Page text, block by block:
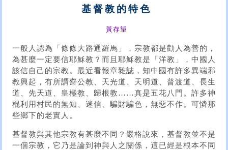
基督教的特色
黃存望
一般人認為「條條大路通羅馬」，宗教都是勸人為善的，
為甚麼一定要信耶穌教？而且耶穌教是「洋教」，中國人
該信自己的宗教。最近看報章雜誌，知中國有許多異端邪
教興起，有所謂齋公教、天光道、天明道、普渡道、長生
道、先天道、皇極教、歸根教……真是五花八門。許多神
棍利用村民的無知、迷信、騙財騙色，無惡不作。可憐那
些鄉下的老實人。
基督教與其他宗教有甚麼不同？嚴格說來，基督教並不是
一個宗教，它乃是論到神與人之關係，這已經是根本不同